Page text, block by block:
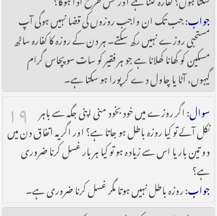
جواب: جب تک ان واجب روزوں کی قضا نہیں ہوگی آپ
مستحبی روزے نہیں رکھ سکتے۔ ہر دن کے روزہ کا کفارہ ساٹھ
مسکین کو کھانا کھلانا ہے جو ہر فقیر کو سات سو پچاس گرام
گیہوں، آٹا یا چاول دے کر پورا ہو سکتا ہے۔
۱۹ سوال: اگر روزے میں خود بخود منی اپنی جگہ سے باہر
نکل آئے تو کیا روزہ باطل ہو جاتا ہے؟ اور اگر یہ اتفاق دن میں
دو تین بار یا اس سے زیادہ ہو تو کیا ہر بار غسل کرنا ضروری
ہے؟
جواب: روزہ باطل نہیں ہوتا مگر غسل کرنا ضروری ہے۔